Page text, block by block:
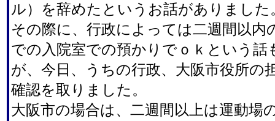
ル）を辞めたというお話がありました
その際に、行政によっては二週間以内
での入院室での預かりでｏｋという話
が、今日、うちの行政、大阪市役所の
確認を取りました。
大阪市の場合は、二週間以上は運動場